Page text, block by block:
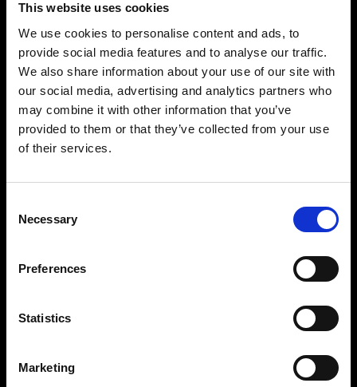
This website uses cookies
We use cookies to personalise content and ads, to
provide social media features and to analyse our traffic.
We also share information about your use of our site with
our social media, advertising and analytics partners who
may combine it with other information that you’ve
provided to them or that they’ve collected from your use
of their services.
Selection
Necessary
Preferences
Statistics
Marketing
Beeindruckende Präzision und Kontrolle
Mit einem Regelbereich von 11 Blenden lassen
Lichtstimmung entstehen. Dieser ist in
für jeden Blitzkopf separat einstellbar. So
Der Pro-11 ist für den Dauereinsatz bei
technische und handwerkliche Meisterleistung.
Er ist so robust und langlebig, dass Sie auch